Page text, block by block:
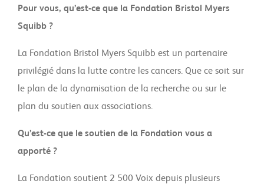
Pour vous, qu’est-ce que la Fondation Bristol Myers
Squibb ?
La Fondation Bristol Myers Squibb est un partenaire
privilégié dans la lutte contre les cancers. Que ce soit sur
le plan de la dynamisation de la recherche ou sur le
plan du soutien aux associations.
Qu’est-ce que le soutien de la Fondation vous a
apporté ?
La Fondation soutient 2 500 Voix depuis plusieurs